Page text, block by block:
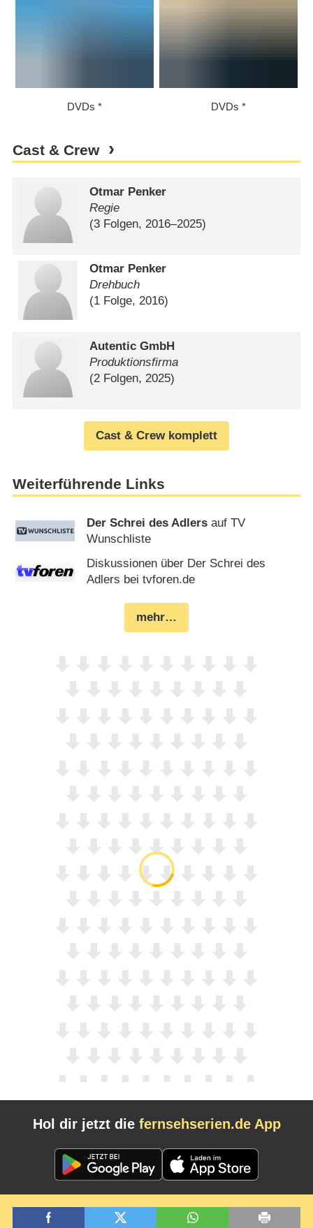
DVDs DVDs
Cast & Crew
Otmar Penker
Regie
(3 Folgen, 2016⁠–⁠2025)
Otmar Penker
Drehbuch
(1 Folge, 2016)
Autentic GmbH
Produktionsfirma
(2 Folgen, 2025)
Cast & Crew komplett
Weiterführende Links
Der Schrei des Adlers auf TV
Wunschliste
Diskussionen über Der Schrei des
Adlers bei tvforen.de
mehr…
Hol dir jetzt die fernsehserien.de App